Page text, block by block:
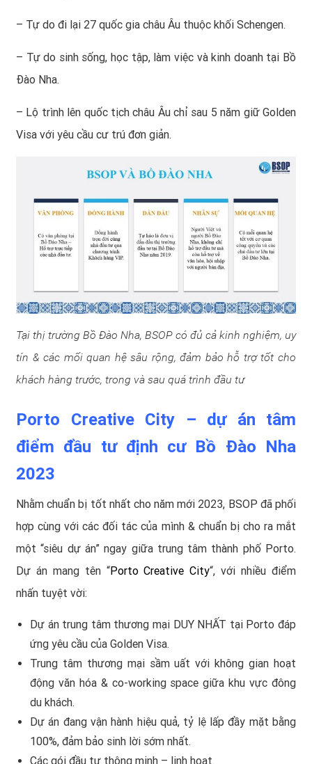
– Tự do đi lại 27 quốc gia châu Âu thuộc khối Schengen.
– Tự do sinh sống, học tập, làm việc và kinh doanh tại Bồ
Đào Nha.
– Lộ trình lên quốc tịch châu Âu chỉ sau 5 năm giữ Golden
Visa với yêu cầu cư trú đơn giản.
Tại thị trường Bồ Đào Nha, BSOP có đủ cả kinh nghiệm, uy
tín & các mối quan hệ sâu rộng, đảm bảo hỗ trợ tốt cho
khách hàng trước, trong và sau quá trình đầu tư
Porto Creative City – dự án tâm
điểm đầu tư định cư Bồ Đào Nha
2023
Nhằm chuẩn bị tốt nhất cho năm mới 2023, BSOP đã phối
hợp cùng với các đối tác của mình & chuẩn bị cho ra mắt
một “siêu dự án” ngay giữa trung tâm thành phố Porto.
Dự án mang tên “Porto Creative City“, với nhiều điểm
nhấn tuyệt vời:
Dự án trung tâm thương mại DUY NHẤT tại Porto đáp
ứng yêu cầu của Golden Visa.
Trung tâm thương mại sầm uất với không gian hoạt
động văn hóa & co-working space giữa khu vực đông
du khách.
Dự án đang vận hành hiệu quả, tỷ lệ lấp đầy mặt bằng
100%, đảm bảo sinh lời sớm nhất.
Các gói đầu tư thông minh – linh hoạt.